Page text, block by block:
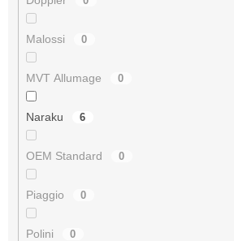
Malossi 0
MVT Allumage 0
Naraku 6
OEM Standard 0
Piaggio 0
Polini 0